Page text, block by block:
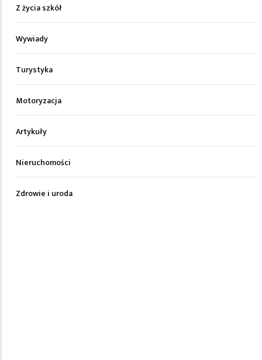
Z życia szkół
Wywiady
Turystyka
Motoryzacja
Artykuły
Nieruchomości
Zdrowie i uroda